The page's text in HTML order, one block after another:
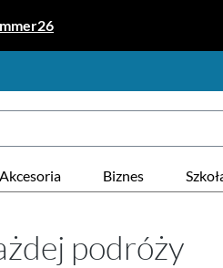
Akcesoria Biznes
podróży